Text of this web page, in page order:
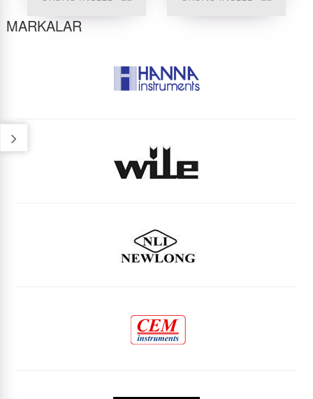
MARKALAR